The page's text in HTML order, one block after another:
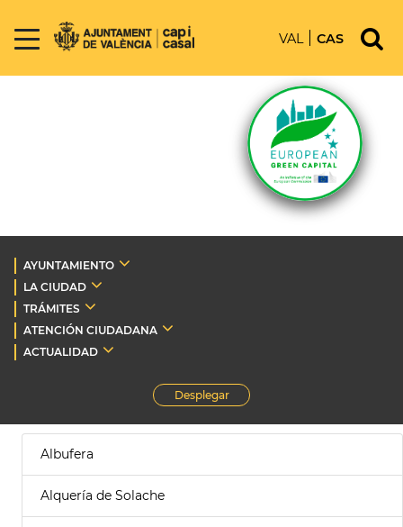
VAL CAS
AYUNTAMIENTO
LA CIUDAD
TRÁMITES
ATENCIÓN CIUDADANA
ACTUALIDAD
Desplegar
Albufera
Alquería de Solache